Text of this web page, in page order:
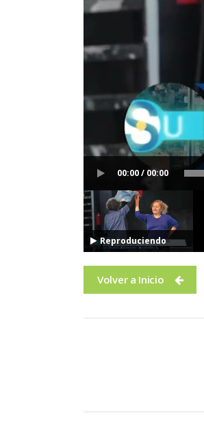
00:00 / 00:00
Reproduciendo
Volver a Inicio